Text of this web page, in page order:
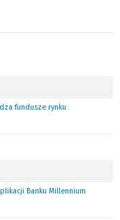
fundusze rynku
Banku Millennium